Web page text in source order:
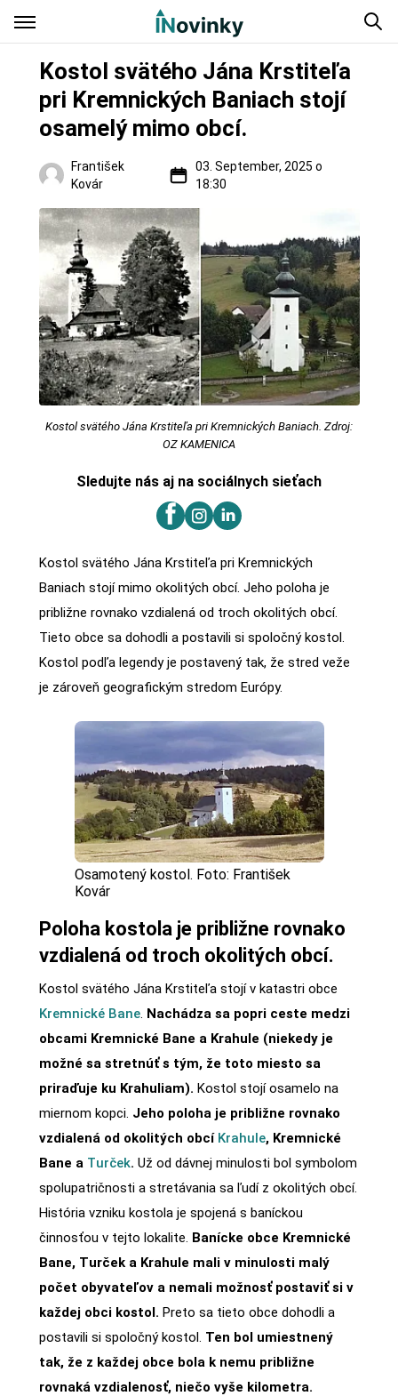
Kostol svätého Jána Krstiteľa
pri Kremnických Baniach stojí
osamelý mimo obcí.
František
Kovár
03. September, 2025 o
18:30
Hrady a zámky
Kostol svätého Jána Krstiteľa pri Kremnických Baniach. Zdroj:
OZ KAMENICA
Sledujte nás aj na sociálnych sieťach
Kostol svätého Jána Krstiteľa pri Kremnických
Baniach stojí mimo okolitých obcí. Jeho poloha je
približne rovnako vzdialená od troch okolitých obcí.
Tieto obce sa dohodli a postavili si spoločný kostol.
Kostol podľa legendy je postavený tak, že stred veže
je zároveň geografickým stredom Európy.
Osamotený kostol. Foto: František
Kovár
Poloha kostola je približne rovnako
vzdialená od troch okolitých obcí.
Kostol svätého Jána Krstiteľa stojí v katastri obce
Kremnické Bane. Nachádza sa popri ceste medzi
obcami Kremnické Bane a Krahule (niekedy je
možné sa stretnúť s tým, že toto miesto sa
priraďuje ku Krahuliam). Kostol stojí osamelo na
miernom kopci. Jeho poloha je približne rovnako
vzdialená od okolitých obcí Krahule, Kremnické
Bane a Turček. Už od dávnej minulosti bol symbolom
spolupatričnosti a stretávania sa ľudí z okolitých obcí.
História vzniku kostola je spojená s baníckou
činnosťou v tejto lokalite. Banícke obce Kremnické
Bane, Turček a Krahule mali v minulosti malý
počet obyvateľov a nemali možnosť postaviť si v
každej obci kostol. Preto sa tieto obce dohodli a
postavili si spoločný kostol. Ten bol umiestnený
tak, že z každej obce bola k nemu približne
rovnaká vzdialenosť, niečo vyše kilometra.